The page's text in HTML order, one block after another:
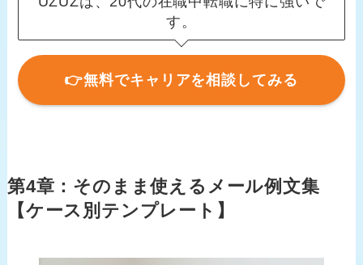
す。
👉無料でキャリアを相談してみる
第4章：そのまま使えるメール例文集
【ケース別テンプレート】